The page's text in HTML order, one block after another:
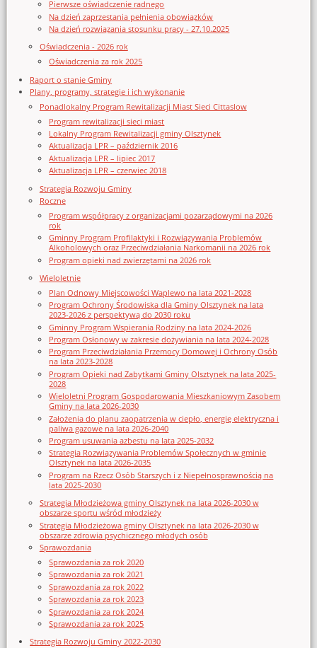
Pierwsze oświadczenie radnego
Na dzień zaprzestania pełnienia obowiązków
Na dzień rozwiązania stosunku pracy - 27.10.2025
Oświadczenia - 2026 rok
Oświadczenia za rok 2025
Raport o stanie Gminy
Plany, programy, strategie i ich wykonanie
Ponadlokalny Program Rewitalizacji Miast Sieci Cittaslow
Program rewitalizacji sieci miast
Lokalny Program Rewitalizacji gminy Olsztynek
Aktualizacja LPR – październik 2016
Aktualizacja LPR – lipiec 2017
Aktualizacja LPR – czerwiec 2018
Strategia Rozwoju Gminy
Roczne
Program współpracy z organizacjami pozarządowymi na 2026
rok
Gminny Program Profilaktyki i Rozwiązywania Problemów
Alkoholowych oraz Przeciwdziałania Narkomanii na 2026 rok
Program opieki nad zwierzętami na 2026 rok
Wieloletnie
Plan Odnowy Miejscowości Waplewo na lata 2021-2028
Program Ochrony Środowiska dla Gminy Olsztynek na lata
2023-2026 z perspektywą do 2030 roku
Gminny Program Wspierania Rodziny na lata 2024-2026
Program Osłonowy w zakresie dożywiania na lata 2024-2028
Program Przeciwdziałania Przemocy Domowej i Ochrony Osób
na lata 2023-2028
Program Opieki nad Zabytkami Gminy Olsztynek na lata 2025-
2028
Wieloletni Program Gospodarowania Mieszkaniowym Zasobem
Gminy na lata 2026-2030
Założenia do planu zaopatrzenia w ciepło, energię elektryczna i
paliwa gazowe na lata 2026-2040
Program usuwania azbestu na lata 2025-2032
Strategia Rozwiązywania Problemów Społecznych w gminie
Olsztynek na lata 2026-2035
Program na Rzecz Osób Starszych i z Niepełnosprawnością na
lata 2025-2030
Strategia Młodzieżowa gminy Olsztynek na lata 2026-2030 w
obszarze sportu wśród młodzieży
Strategia Młodzieżowa gminy Olsztynek na lata 2026-2030 w
obszarze zdrowia psychicznego młodych osób
Sprawozdania
Sprawozdania za rok 2020
Sprawozdania za rok 2021
Sprawozdania za rok 2022
Sprawozdania za rok 2023
Sprawozdania za rok 2024
Sprawozdania za rok 2025
Strategia Rozwoju Gminy 2022-2030